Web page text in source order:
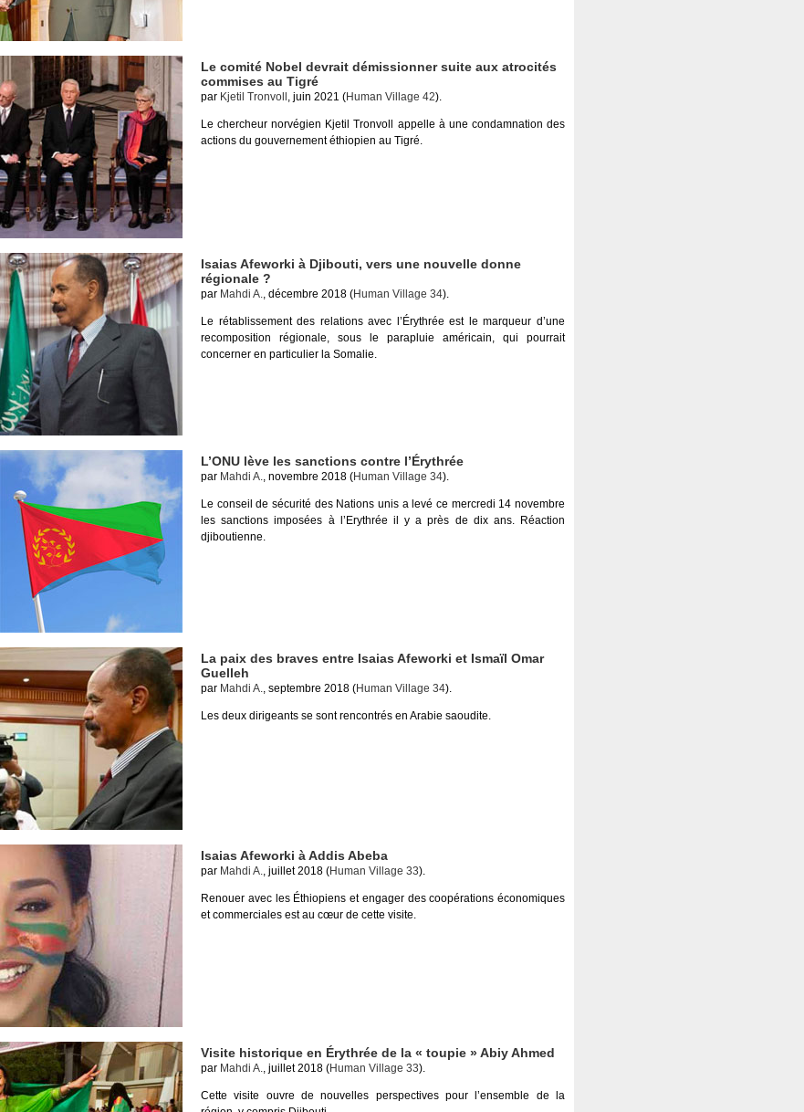
Le comité Nobel devrait démissionner suite aux atrocités
commises au Tigré
par Kjetil Tronvoll , juin 2021 (Human Village 42).
Le chercheur norvégien Kjetil Tronvoll appelle à une condamnation des
actions du gouvernement éthiopien au Tigré.
Isaias Afeworki à Djibouti, vers une nouvelle donne
régionale ?
par Mahdi A., décembre 2018 (Human Village 34).
Le rétablissement des relations avec l’Érythrée est le marqueur d’une
recomposition régionale, sous le parapluie américain, qui pourrait
concerner en particulier la Somalie.
L’ONU lève les sanctions contre l’Érythrée
par Mahdi A., novembre 2018 (Human Village 34).
Le conseil de sécurité des Nations unis a levé ce mercredi 14 novembre
les sanctions imposées à l’Erythrée il y a près de dix ans. Réaction
djiboutienne.
La paix des braves entre Isaias Afeworki et Ismaïl Omar
Guelleh
par Mahdi A., septembre 2018 (Human Village 34).
Les deux dirigeants se sont rencontrés en Arabie saoudite.
Isaias Afeworki à Addis Abeba
par Mahdi A., juillet 2018 (Human Village 33).
Renouer avec les Éthiopiens et engager des coopérations économiques
et commerciales est au cœur de cette visite.
Visite historique en Érythrée de la « toupie » Abiy Ahmed
par Mahdi A., juillet 2018 (Human Village 33).
Cette visite ouvre de nouvelles perspectives pour l’ensemble de la